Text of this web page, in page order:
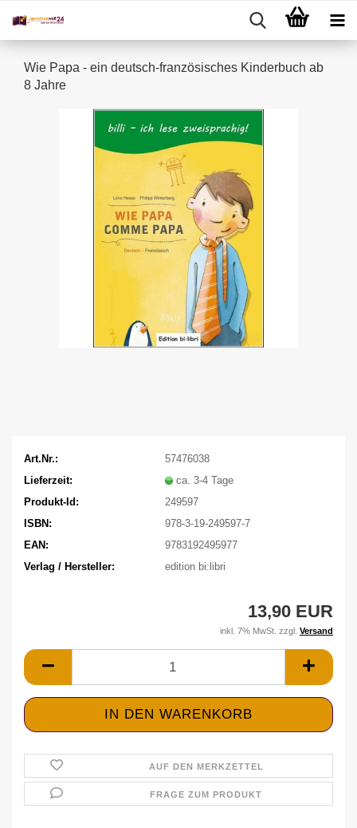
Wie Papa - ein deutsch-französisches Kinderbuch ab
8 Jahre
Art.Nr.:
57476038
Lieferzeit:
ca. 3-4 Tage
Produkt-Id:
249597
ISBN:
978-3-19-249597-7
EAN:
9783192495977
Verlag / Hersteller:
edition bi:libri
13,90 EUR
inkl. 7% MwSt. zzgl. Versand
AUF DEN MERKZETTEL
FRAGE ZUM PRODUKT